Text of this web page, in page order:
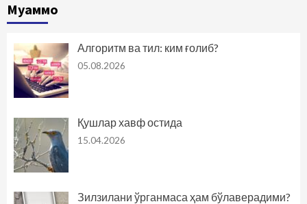
Муаммо
Алгоритм ва тил: ким ғолиб?
05.08.2026
Қушлар хавф остида
15.04.2026
Зилзилани ўрганмаса ҳам бўлаверадими?